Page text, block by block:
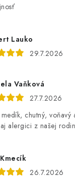
Lauko
29.7.2026
Vaňková
27.7.2026
chutný, voňavý
alergici z našej
26.7.2026